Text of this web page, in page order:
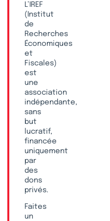
L’IREF
(Institut
de
Recherches
Économiques
et
Fiscales)
est
une
association
indépendante,
sans
but
lucratif,
financée
uniquement
par
des
dons
privés.
Faites
un